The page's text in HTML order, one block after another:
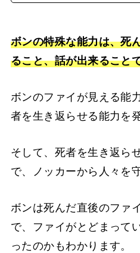
ボンの特殊な能力は、死
ること、話が出来ること
ボンのファイが見える能
者を生き返らせる能力を
そして、死者を生き返ら
で、ノッカーから人々を
ボンは死んだ直後のファ
で、ファイがとどまって
ったのかもわかります。